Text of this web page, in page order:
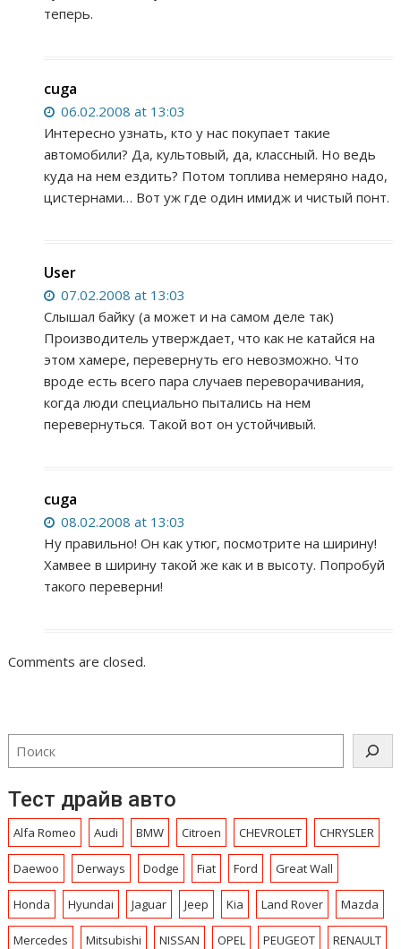
теперь.
cuga
06.02.2008 at 13:03
Интересно узнать, кто у нас покупает такие
автомобили? Да, культовый, да, классный. Но ведь
куда на нем ездить? Потом топлива немеряно надо,
цистернами… Вот уж где один имидж и чистый понт.
User
07.02.2008 at 13:03
Слышал байку (а может и на самом деле так)
Производитель утверждает, что как не катайся на
этом хамере, перевернуть его невозможно. Что
вроде есть всего пара случаев переворачивания,
когда люди специально пытались на нем
перевернуться. Такой вот он устойчивый.
cuga
08.02.2008 at 13:03
Ну правильно! Он как утюг, посмотрите на ширину!
Хамвее в ширину такой же как и в высоту. Попробуй
такого переверни!
Comments are closed.
Тест драйв авто
Alfa Romeo Audi BMW Citroen CHEVROLET CHRYSLЕR
Daewoo Derways Dodge Fiat Ford Great Wall
Honda Hyundai Jaguar Jeep Kia Land Rover Mazda
Mercedes Mitsubishi NISSAN OPEL PEUGEOT RENAULT